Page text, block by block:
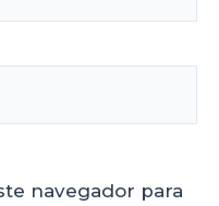
navegador para